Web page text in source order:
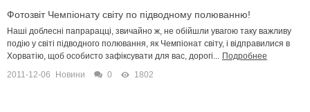
Фотозвіт Чемпіонату світу по підводному полюванню!
Наші доблесні папрарацці, звичайно ж, не обійшли увагою таку важливу
подію у світі підводного полювання, як Чемпіонат світу, і відправилися в
Хорватію, щоб особисто зафіксувати для вас, дорогі...
Подробнее
2011-12-06
Новини 0 1802